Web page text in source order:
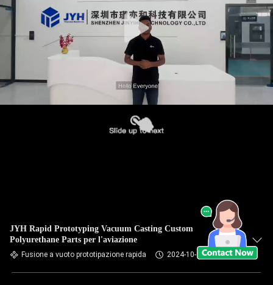
JYH Rapid Prototyping Vacuum Casting Custom
Polyurethane Parts per l'aviazione
Fusione a vuoto prototipazione rapida 2024-10-10